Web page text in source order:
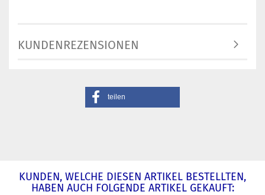
KUNDENREZENSIONEN
teilen
KUNDEN, WELCHE DIESEN ARTIKEL BESTELLTEN,
HABEN AUCH FOLGENDE ARTIKEL GEKAUFT: